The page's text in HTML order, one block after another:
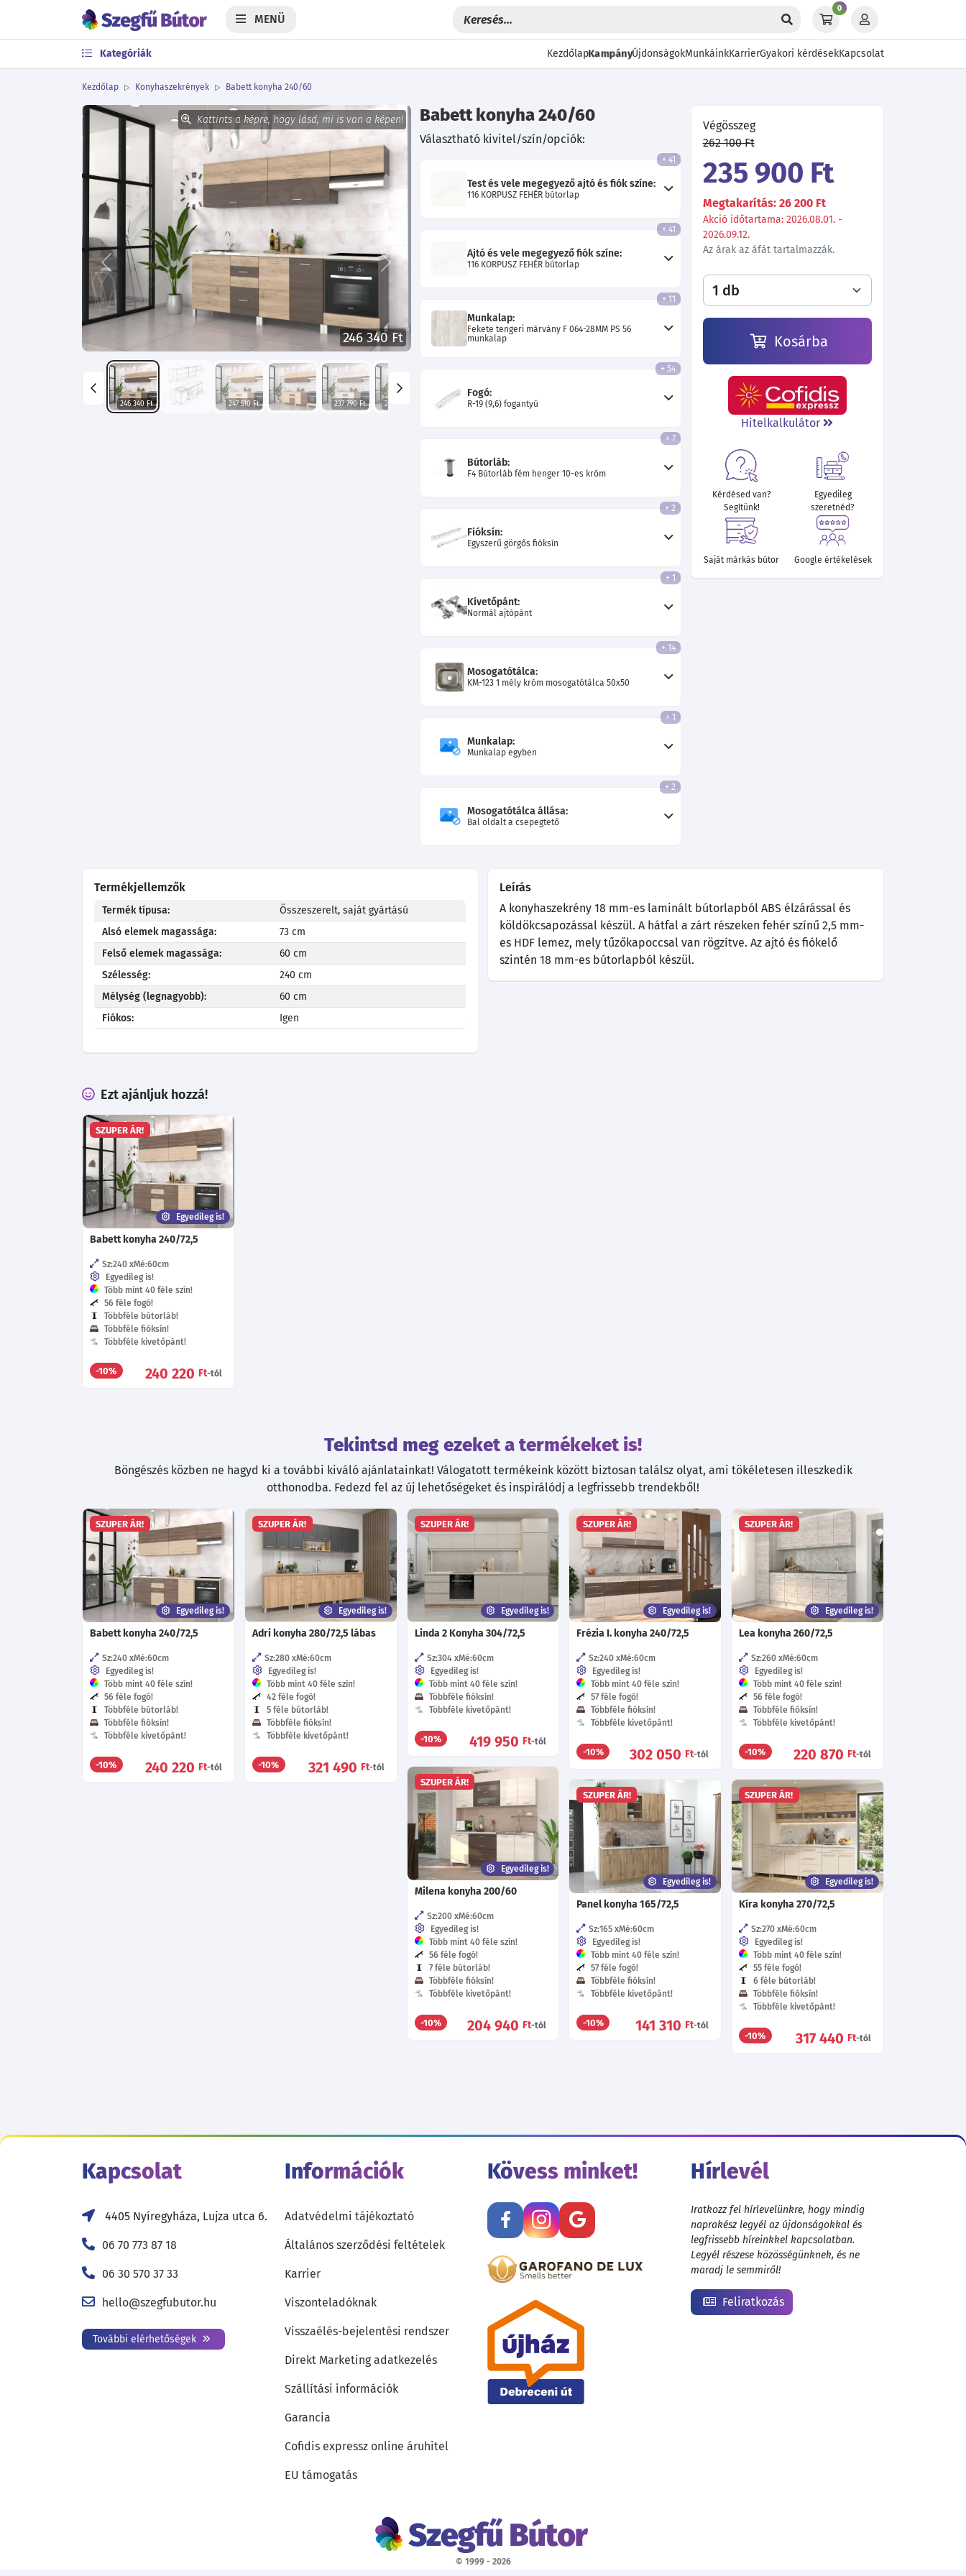
MENÜ
0
Kategóriák KezdőlapKampányÚjdonságokMunkáinkKarrierGyakori kérdésekKapcsolat
Kezdőlap Konyhaszekrények Babett konyha 240/60
Kattints a képre, hogy lásd, mi is van a képen!
246 340 Ft
Előző Következő
246 340 Ft 247 510 Ft 237 790 Ft 281 080 Ft 278 020 Ft 256 240 Ft
Babett konyha 240/60
Választható kivitel/szín/opciók:
Test és vele megegyező ajtó és fiók színe:
116 KORPUSZ FEHÉR bútorlap
+ 41
Ajtó és vele megegyező fiók színe:
116 KORPUSZ FEHÉR bútorlap
+ 41
Munkalap:
Fekete tengeri márvány F 064-28MM PS 56
munkalap
+ 11
Fogó:
R-19 (9,6) fogantyú
+ 54
Bútorláb:
F4 Bútorláb fém henger 10-es króm
+ 7
Fióksín:
Egyszerű görgős fióksín
+ 2
Kivetőpánt:
Normál ajtópánt
+ 1
Mosogatótálca:
KM-123 1 mély króm mosogatótálca 50x50
+ 14
Munkalap:
Munkalap egyben
+ 1
Mosogatótálca állása:
Bal oldalt a csepegtető
+ 2
Végösszeg
262 100 Ft
235 900 Ft
Megtakarítás: 26 200 Ft
Akció időtartama: 2026.08.01. -
2026.09.12.
Az árak az áfát tartalmazzák.
Kosárba
Hitelkalkulátor
Kérdésed van?
Segítünk!
Egyedileg
szeretnéd?
Saját márkás bútor Google értékelések
Termékjellemzők
Termék típusa:
Összeszerelt, saját gyártású
Alsó elemek magassága:
73 cm
Felső elemek magassága:
60 cm
Szélesség:
240 cm
Mélység (legnagyobb):
60 cm
Fiókos:
Igen
Leírás
A konyhaszekrény 18 mm-es laminált bútorlapból ABS élzárással és
köldökcsapozással készül. A hátfal a zárt részeken fehér színű 2,5 mm-
es HDF lemez, mely tűzőkapoccsal van rögzítve. Az ajtó és fiókelő
szintén 18 mm-es bútorlapból készül.
Ezt ajánljuk hozzá!
SZUPER ÁR!
Egyedileg is!
Babett konyha 240/72,5
Sz:240 Mé:60cm
Egyedileg is!
Több mint 40 féle szín!
56 féle fogó!
Többféle bútorláb!
Többféle fióksín!
Többféle kivetőpánt!
-10% 240 220 Ft-tól
Tekintsd meg ezeket a termékeket is!
Böngészés közben ne hagyd ki a további kiváló ajánlatainkat! Válogatott termékeink között biztosan találsz olyat, ami tökéletesen illeszkedik
otthonodba. Fedezd fel az új lehetőségeket és inspirálódj a legfrissebb trendekből!
SZUPER ÁR!
Egyedileg is!
Babett konyha 240/72,5
Sz:240 Mé:60cm
Egyedileg is!
Több mint 40 féle szín!
56 féle fogó!
Többféle bútorláb!
Többféle fióksín!
Többféle kivetőpánt!
-10% 240 220 Ft-tól
SZUPER ÁR!
Egyedileg is!
Adri konyha 280/72,5 lábas
Sz:280 Mé:60cm
Egyedileg is!
Több mint 40 féle szín!
42 féle fogó!
5 féle bútorláb!
Többféle fióksín!
Többféle kivetőpánt!
-10% 321 490 Ft-tól
SZUPER ÁR!
Egyedileg is!
Linda 2 Konyha 304/72,5
Sz:304 Mé:60cm
Egyedileg is!
Több mint 40 féle szín!
Többféle fióksín!
Többféle kivetőpánt!
-10% 419 950 Ft-tól
SZUPER ÁR!
Egyedileg is!
Frézia I. konyha 240/72,5
Sz:240 Mé:60cm
Egyedileg is!
Több mint 40 féle szín!
57 féle fogó!
Többféle fióksín!
Többféle kivetőpánt!
-10% 302 050 Ft-tól
SZUPER ÁR!
Egyedileg is!
Lea konyha 260/72,5
Sz:260 Mé:60cm
Egyedileg is!
Több mint 40 féle szín!
56 féle fogó!
Többféle fióksín!
Többféle kivetőpánt!
-10% 220 870 Ft-tól
SZUPER ÁR!
Egyedileg is!
Milena konyha 200/60
Sz:200 Mé:60cm
Egyedileg is!
Több mint 40 féle szín!
56 féle fogó!
7 féle bútorláb!
Többféle fióksín!
Többféle kivetőpánt!
-10% 204 940 Ft-tól
SZUPER ÁR!
Egyedileg is!
Panel konyha 165/72,5
Sz:165 Mé:60cm
Egyedileg is!
Több mint 40 féle szín!
57 féle fogó!
Többféle fióksín!
Többféle kivetőpánt!
-10% 141 310 Ft-tól
SZUPER ÁR!
Egyedileg is!
Kíra konyha 270/72,5
Sz:270 Mé:60cm
Egyedileg is!
Több mint 40 féle szín!
55 féle fogó!
6 féle bútorláb!
Többféle fióksín!
Többféle kivetőpánt!
-10% 317 440 Ft-tól
Kapcsolat
4405 Nyíregyháza, Lujza utca 6.
06 70 773 87 18
06 30 570 37 33
hello@szegfubutor.hu
További elérhetőségek
Információk
Adatvédelmi tájékoztató
Általános szerződési feltételek
Karrier
Viszonteladóknak
Visszaélés-bejelentési rendszer
Direkt Marketing adatkezelés
Szállítási információk
Garancia
Cofidis expressz online áruhitel
EU támogatás
Kövess minket! Hírlevél
Iratkozz fel hírlevelünkre, hogy mindig
naprakész legyél az újdonságokkal és
legfrissebb híreinkkel kapcsolatban.
Legyél részese közösségünknek, és ne
maradj le semmiről!
Feliratkozás
© 1999 - 2026